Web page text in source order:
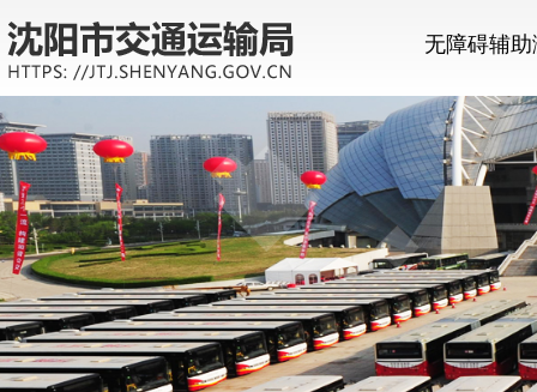
无障碍辅